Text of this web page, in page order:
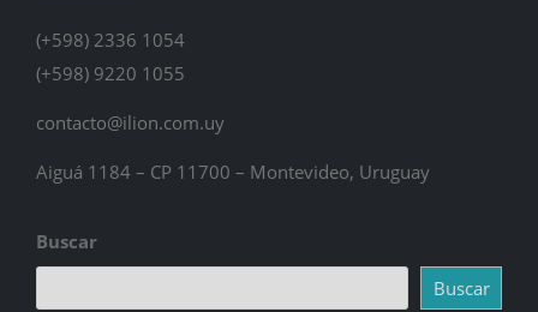
(+598) 2336 1054
(+598) 9220 1055
contacto@ilion.com.uy
Aiguá 1184 – CP 11700 – Montevideo, Uruguay
Buscar
Buscar